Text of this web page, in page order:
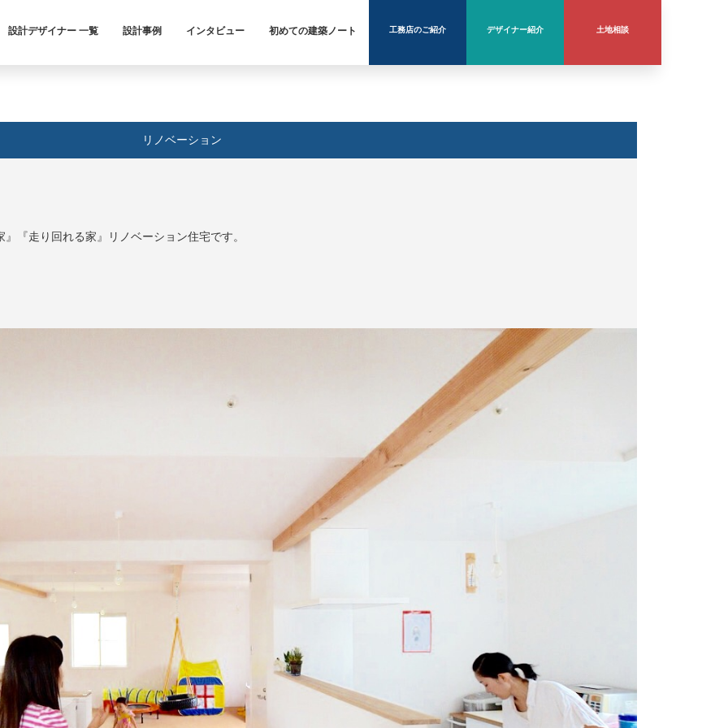
設計デザイナー 一覧 設計事例 インタビュー 初めての建築ノート 工務店のご紹介 デザイナー紹介 土地相談
リノベーション
『走り回れる家』リノベーション住宅です。